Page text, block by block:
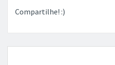
Compartilhe! :)